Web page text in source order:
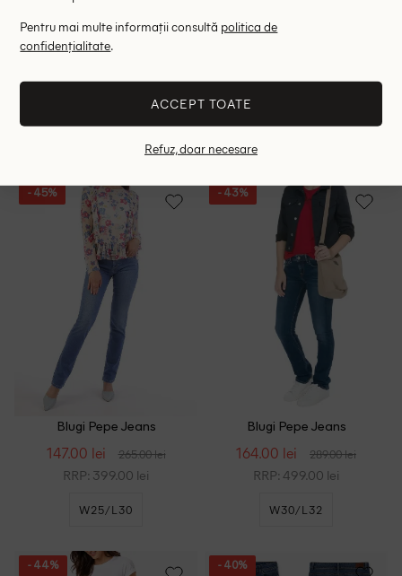
Blugi Pepe Jeans
128.00 lei 199.00 lei 128.00 lei 199.00 lei
- 45%
Blugi Pepe Jeans
147.00 lei 265.00 lei
RRP: 399.00 lei
W25/L30
- 43%
Blugi Pepe Jeans
164.00 lei 289.00 lei
RRP: 499.00 lei
W30/L32
- 44% - 40%
Pentru mai multe informații consultă politica de
confidențialitate.
ACCEPT TOATE
Refuz, doar necesare